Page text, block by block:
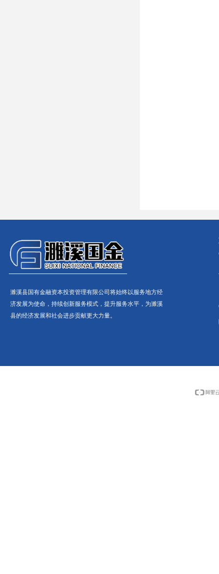
濉溪县国有金融资本投资管理有限公司将始终以服务地方经
济发展为使命，持续创新服务模式，提升服务水平，为濉溪
县的经济发展和社会进步贡献更大力量。